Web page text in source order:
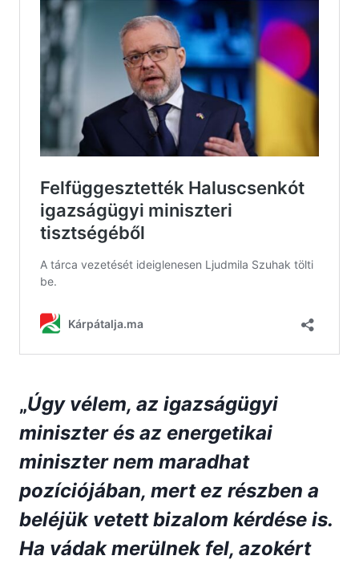
„Úgy vélem, az igazságügyi
miniszter és az energetikai
miniszter nem maradhat
pozíciójában, mert ez részben a
beléjük vetett bizalom kérdése is.
Ha vádak merülnek fel, azokért